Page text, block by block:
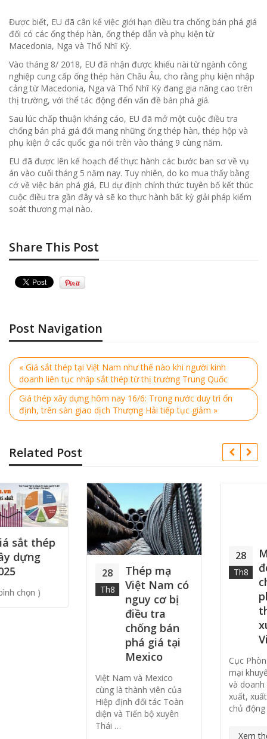
Được biết, EU đã cân kể việc giới hạn điều tra chống bán phá giá
đối có các ống thép hàn, ống thép dẫn và phụ kiện từ
Macedonia, Nga và Thổ Nhĩ Kỳ.
Vào tháng 8/ 2018, EU đã nhận được khiếu nài từ ngành công
nghiệp cung cấp ống thép hàn Châu Âu, cho rằng phụ kiện nhập
cảng từ Macedonia, Nga và Thổ Nhĩ Kỳ đang gia nâng cao trên
thị trường, với thể tác động đến vấn đề bán phá giá.
Sau lúc chấp thuận kháng cáo, EU đã mở một cuộc điều tra
chống bán phá giá đối mang những ống thép hàn, thép hộp và
phụ kiện ở các quốc gia nói trên vào tháng 9 cùng năm.
EU đã được lên kế hoạch để thực hành các bước ban sơ về vụ
án vào cuối tháng 5 năm nay. Tuy nhiên, do ko mua thấy bằng
cớ về việc bán phá giá, EU dự định chính thức tuyên bố kết thúc
cuộc điều tra gần đây và sẽ ko thực hành bất kỳ giải pháp kiểm
soát thương mại nào.
Share This Post
Post Navigation
« Giá sắt thép tại Việt Nam như thế nào khi người kinh
doanh liên tục nhập sắt thép từ thị trường Trung Quốc
Giá thép xây dựng hôm nay 16/6: Trong nước duy trì ổn
định, trên sàn giao dịch Thượng Hải tiếp tục giảm »
Related Post
Th8
Việt Nam có
nguy cơ bị
Việt Nam và Mexico
cùng là thành viên của
Hiệp định đối tác Toàn
diện và Tiến bộ xuyên
28
Th8
Mexico nhận
đơn điều tra
chống bán
Cục Phòng vệ thương
mại khuyến nghị hiệp hội
và doanh nghiệp sản
xuất, xuất khẩu liên quan
chủ động …